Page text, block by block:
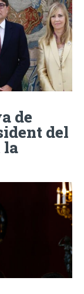
de
del
la